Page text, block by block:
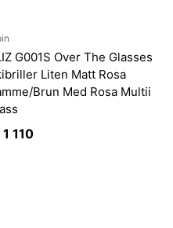
G001S Over The Glasses
Liten Matt Rosa
Brun Med Rosa Multii
1 110